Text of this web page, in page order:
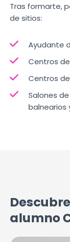
Tras formarte,
de sitios:
Ayudante
Centros
Centros
Salones
balnearios
alumno